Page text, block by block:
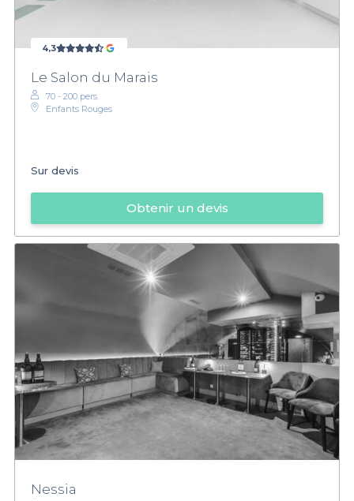
4,3
Le Salon du Marais
70 - 200 pers.
Enfants Rouges
Sur devis
Obtenir un devis
Nessia